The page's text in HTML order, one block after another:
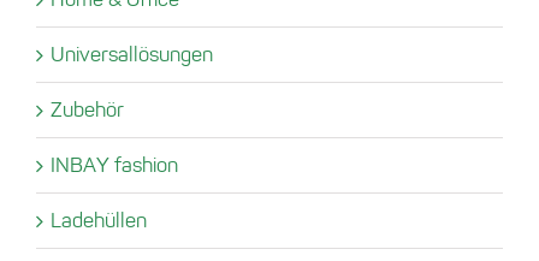
Universallösungen
Zubehör
INBAY fashion
Ladehüllen